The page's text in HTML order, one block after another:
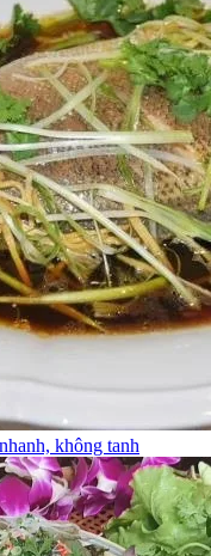
không tanh